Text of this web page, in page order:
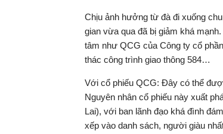
Chịu ảnh hưởng từ đà đi xuống
gian vừa qua đã bị giảm khá
tâm như QCG của Công ty cổ
thác công trình giao thông 584…
Với cổ phiếu QCG: Đây có thể
Nguyên nhân cổ phiếu này xuất
Lai), với ban lãnh đạo khá đình
xếp vào danh sách, người giàu